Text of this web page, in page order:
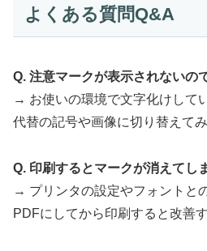
よくある質問Q&A
Q. 注意マークが表示されないの
→ お使いの環境で文字化けして
代替の記号や画像に切り替えてみ
Q. 印刷するとマークが消えてし
→ プリンタの設定やフォントと
PDFにしてから印刷すると改善